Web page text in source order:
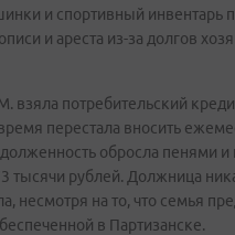
и спортивный инвентарь
и ареста из-за долгов
взяла потребительский
перестала вносить
обросла пенями
тысячи рублей. Должница
несмотря на то, что семья
в Партизанске.